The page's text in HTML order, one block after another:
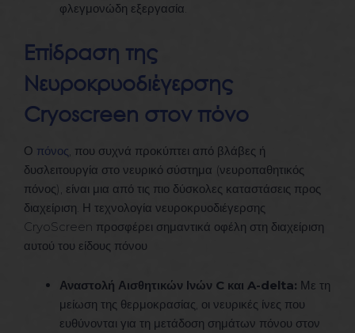
φλεγμονώδη εξεργασία.
Επίδραση της
Νευροκρυοδιέγερσης
Cryoscreen στον πόνο
Ο πόνος , που συχνά προκύπτει από βλάβες ή
δυσλειτουργία στο νευρικό σύστημα (νευροπαθητικός
πόνος), είναι μια από τις πιο δύσκολες καταστάσεις προς
διαχείριση. Η τεχνολογία νευροκρυοδιέγερσης
CryoScreen προσφέρει σημαντικά οφέλη στη διαχείριση
αυτού του είδους πόνου
Αναστολή Αισθητικών Ινών C και A-delta: Με τη
μείωση της θερμοκρασίας, οι νευρικές ίνες που
ευθύνονται για τη μετάδοση σημάτων πόνου στον